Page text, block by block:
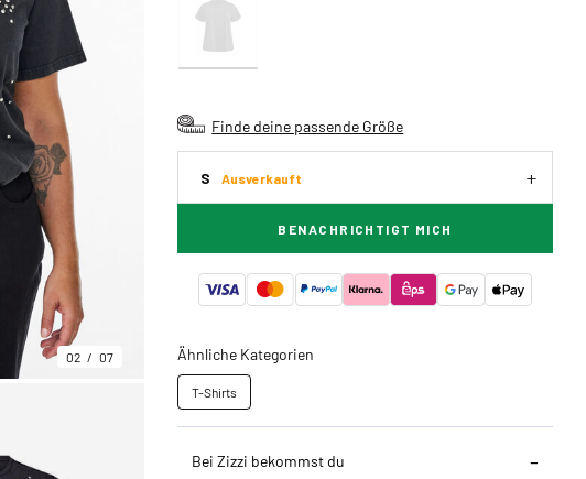
02 07
Finde deine passende Größe
S Ausverkauft
BENACHRICHTIGT MICH
Ähnliche Kategorien
T-Shirts
Bei Zizzi bekommst du